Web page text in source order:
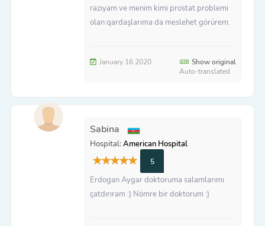
razıyam ve menim kimi prostat problemi
olan qardaşlarıma da meslehet görürem.
January 16 2020
Show original
Auto-translated
Sabina
Hospital:American Hospital
5
Erdogan Aygar doktoruma salamlarımı
çatdırıram :) Nömre bir doktorum :)